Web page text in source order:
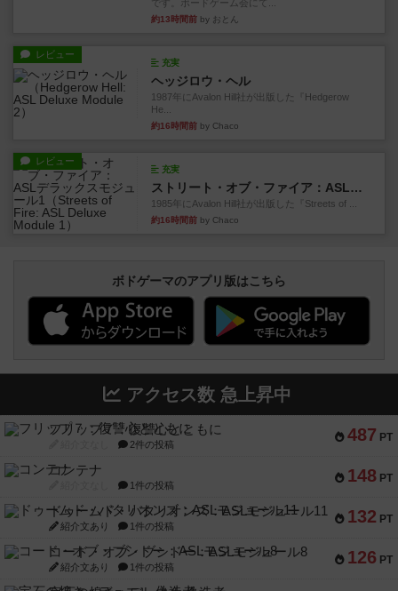
です。ボードゲーム会にて...
約13時間前 by おとん
レビュー
充実
ヘッジロウ・ヘル
1987年にAvalon Hill社が出版した『Hedgerow
He...
約16時間前 by Chaco
レビュー
充実
ストリート・オブ・ファイア：ASLデラックスモジュール1
1985年にAvalon Hill社が出版した『Streets of ...
約16時間前 by Chaco
ボドゲーマのアプリ版はこちら
アクセス数 急上昇中
487 PT
フリップ７：復讐心とともに
2件の投稿
148 PT
コンテナ
1件の投稿
132 PT
ドゥームド・バタリオンズ：ASLモジュール11
紹介文あり 1件の投稿
126 PT
コード・オブ・ブシドー：ASLモジュール8
紹介文あり 1件の投稿